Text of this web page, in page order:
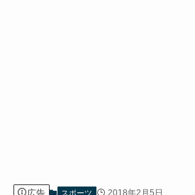
スポーツ 2018年2月5日